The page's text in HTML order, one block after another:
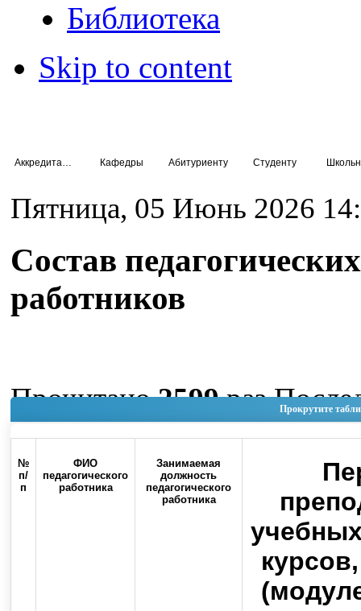
Библиотека
Skip to content
Кафедры Абитуриенту Студенту
Пятница, 05 Июнь 2026
Состав педагогических
работников
Прокрутите
№
п/
п
ФИО
педагогического
работника
Занимаемая
должность
педагогического
работника
Прочитано2599раз
изменение Пятница, 05
14:41
Наверх
Контакты